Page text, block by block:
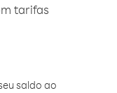
tarifas
saldo ao